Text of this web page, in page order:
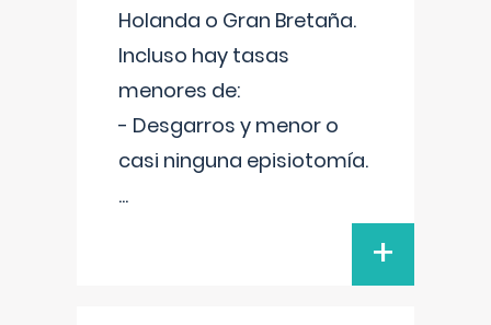
Holanda o Gran Bretaña.
Incluso hay tasas
menores de:
- Desgarros y menor o
casi ninguna episiotomía.
...
+